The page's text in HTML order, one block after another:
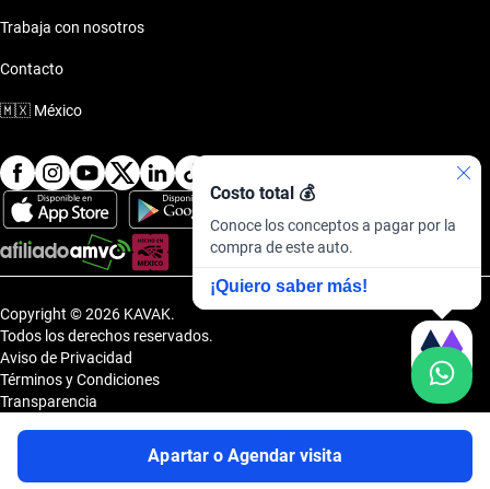
Apartar o Agendar visita
Costo total 💰
Conoce los conceptos a pagar por la
compra de este auto.
¡Quiero saber más!
Trabaja con nosotros
Contacto
🇲🇽 México
Copyright © 2026 KAVAK.
Todos los derechos reservados.
Aviso de Privacidad
Términos y Condiciones
Transparencia
Uvi Tech, S.A.P.I. de C.V., Carretera Amomolulco - Capulhuac, No. 1 Col.